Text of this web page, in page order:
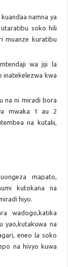
namna ya
utaratibu soko hili
muanze kuratibu
wa jiji la
inatekelezwa kwa
na ni miradi bora
mwaka 1 au 2
na kutalii,
mapato,
kutokana na
hiyo.
wadogo,katika
yao,kutakuwa na
eneo la soko
na hivyo kuwa